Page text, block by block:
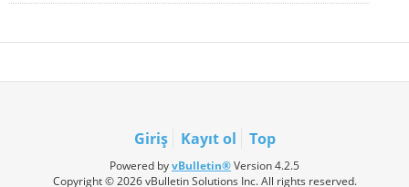
Giriş Kayıt ol Top
Powered byvBulletin®Version 4.2.5
Copyright © 2026 vBulletin Solutions Inc. All rights reserved.